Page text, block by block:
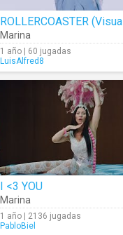
Marina
1 año | 60 jugadas
LuisAlfred8
I <3 YOU
Marina
1 año | 2136 jugadas
PabloBiel